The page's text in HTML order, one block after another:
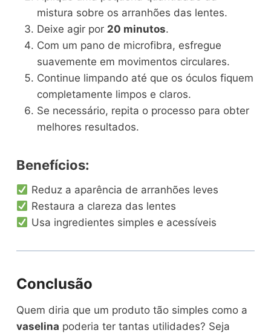
mistura sobre os arranhões das lentes.
Deixe agir por 20 minutos.
Com um pano de microfibra, esfregue
suavemente em movimentos circulares.
Continue limpando até que os óculos fiquem
completamente limpos e claros.
Se necessário, repita o processo para obter
melhores resultados.
Benefícios:
Reduz a aparência de arranhões leves
Restaura a clareza das lentes
Usa ingredientes simples e acessíveis
Conclusão
Quem diria que um produto tão simples como a
vaselina poderia ter tantas utilidades? Seja